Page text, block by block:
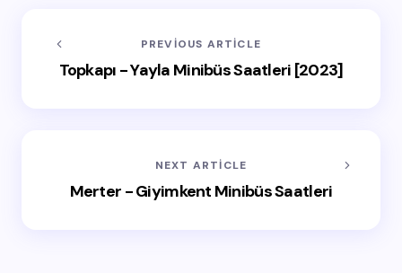
PREVIOUS ARTICLE
Topkapı - Yayla Minibüs Saatleri [2023]
NEXT ARTICLE
Merter - Giyimkent Minibüs Saatleri